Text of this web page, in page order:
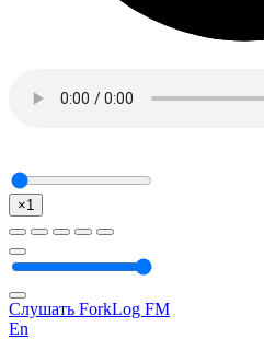
×1
Слушать ForkLog FM
En